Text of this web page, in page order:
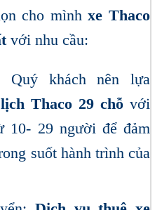
cho mìnhxe Thaco
với nhu cầu:
Quý khách nên lựa
Thaco 29 chỗ với
10- 29 người để đảm
suốt hành trình của